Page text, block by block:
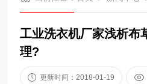
工业洗衣机厂家浅析布
理?
更新时间：2018-01-19